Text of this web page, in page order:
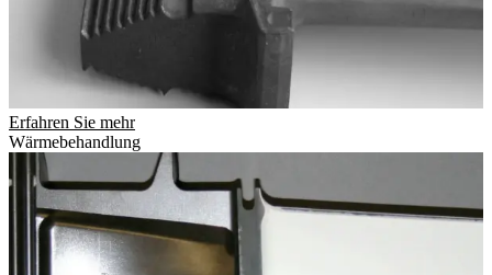
Erfahren Sie mehr
Wärmebehandlung